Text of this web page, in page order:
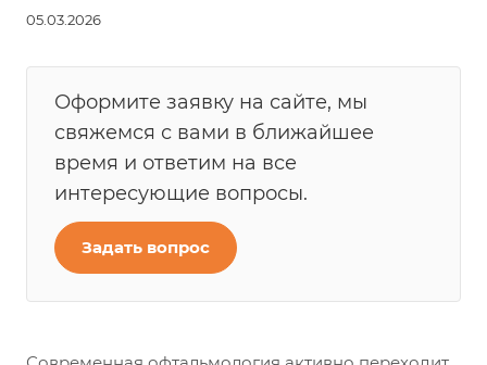
05.03.2026
Оформите заявку на сайте, мы
свяжемся с вами в ближайшее
время и ответим на все
интересующие вопросы.
Задать вопрос